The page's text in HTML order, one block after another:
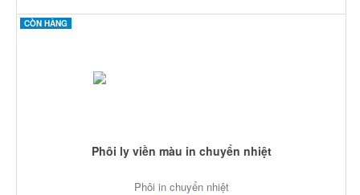
CÒN HÀNG
Phôi ly viền màu in chuyển nhiệt
Phôi in chuyển nhiệt